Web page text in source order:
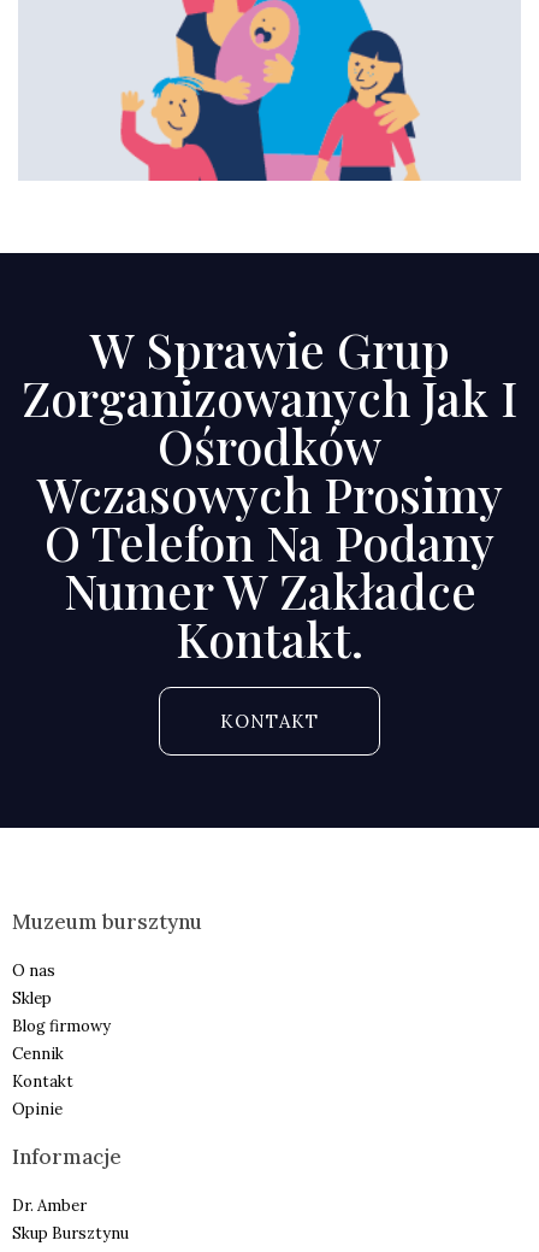
W Sprawie Grup
Zorganizowanych Jak I
Ośrodków
Wczasowych Prosimy
O Telefon Na Podany
Numer W Zakładce
Kontakt.
KONTAKT
Muzeum bursztynu
O nas
Sklep
Blog firmowy
Cennik
Kontakt
Opinie
Informacje
Dr. Amber
Skup Bursztynu